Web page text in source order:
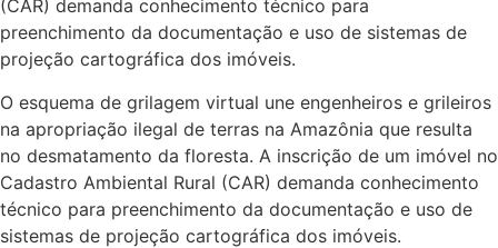
(CAR) demanda conhecimento técnico para
preenchimento da documentação e uso de sistemas de
projeção cartográfica dos imóveis.
O esquema de grilagem virtual une engenheiros e grileiros
na apropriação ilegal de terras na Amazônia que resulta
no desmatamento da floresta. A inscrição de um imóvel no
Cadastro Ambiental Rural (CAR) demanda conhecimento
técnico para preenchimento da documentação e uso de
sistemas de projeção cartográfica dos imóveis.